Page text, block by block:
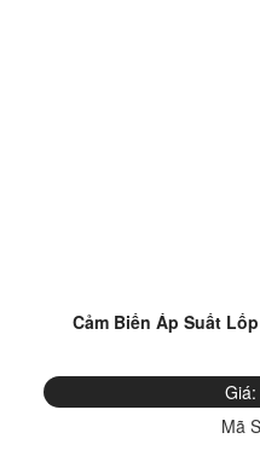
Cảm Biến Áp Suất
Giá:
Mã